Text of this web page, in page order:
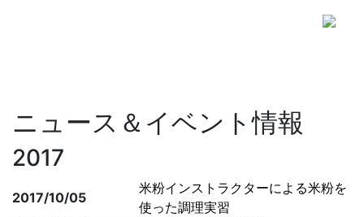
ニュース＆イベント情報
2017
2017/10/05
米粉インストラクターによる米粉を
使った調理実習